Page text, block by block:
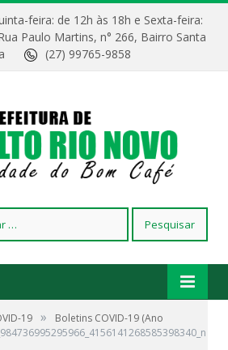
feira: de 12h às 18h e Sexta-feira:
Paulo Martins, n° 266, Bairro Santa
(27) 99765-9858
19 »
Boletins COVID-19 (Ano